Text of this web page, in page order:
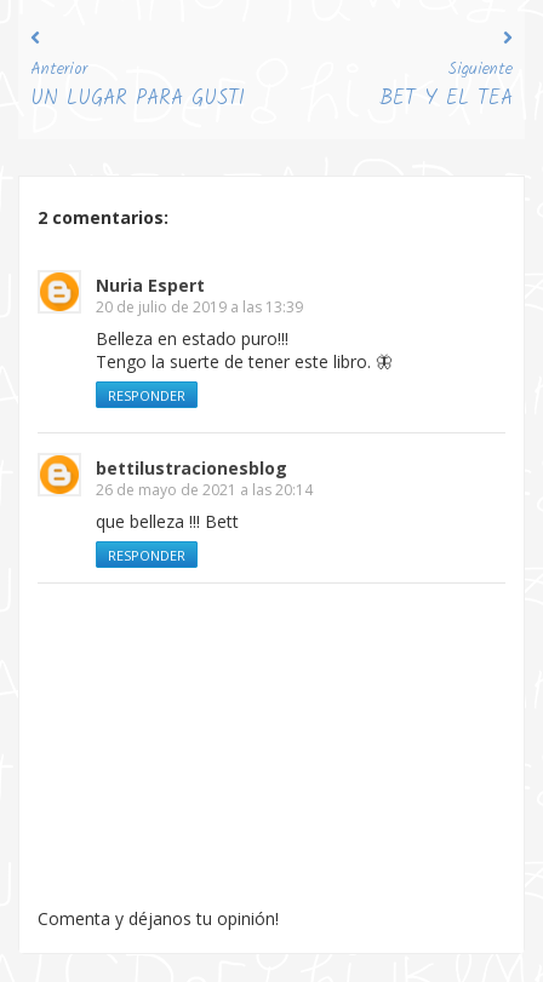
Anterior
UN LUGAR PARA GUSTI
Siguiente
BET Y EL TEA
2 comentarios:
Nuria Espert
20 de julio de 2019 a las 13:39
Belleza en estado puro!!!
Tengo la suerte de tener este libro. 🦋
RESPONDER
bettilustracionesblog
26 de mayo de 2021 a las 20:14
que belleza !!! Bett
RESPONDER
Comenta y déjanos tu opinión!